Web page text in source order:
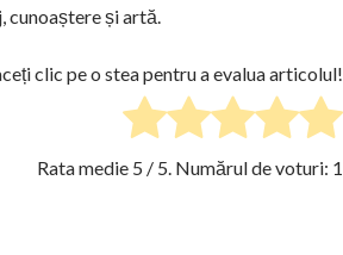
cunoaștere și artă.
clic pe o stea pentru a evalua articolul!
Rata medie 5 / 5. Numărul de voturi: 1